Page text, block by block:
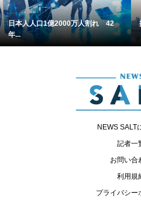
日本人人口1億2000万人割れ 42
年...
NEWS SALT
記者一
お問い合
利用規
プライバシー